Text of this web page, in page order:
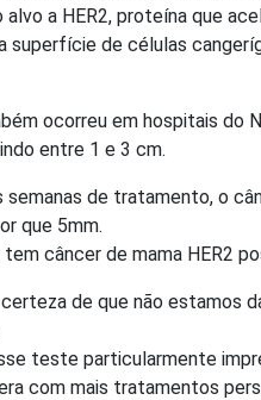
a HER2, proteína que
superfície de células
ocorreu em hospitais do
entre 1 e 3 cm.
semanas de tratamento, o
que 5mm.
câncer de mama HER2
de que não estamos
teste particularmente
com mais tratamentos